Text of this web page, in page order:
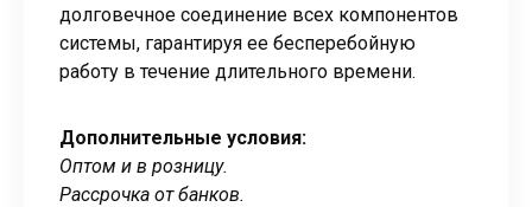
долговечное соединение всех компонентов
системы, гарантируя ее бесперебойную
работу в течение длительного времени.
Дополнительные условия:
Оптом и в розницу.
Рассрочка от банков.